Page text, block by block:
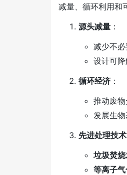
减量、循环利用和
源头减量 ：
减少不必
设计可降
循环经济 ：
推动废
发展生物
先进处理技术
垃圾焚
等离子